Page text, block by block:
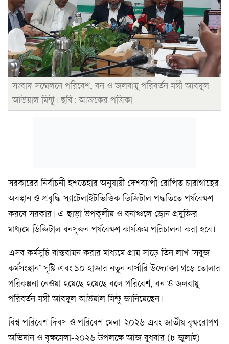
সংবাদ সম্মেলনে পরিবেশ, বন ও জলবায়ু পরিবর্তন মন্ত্রী আবদুল
আউয়াল মিন্টু। ছবি: আজকের পত্রিকা
সরকারের নির্বাচনী ইশতেহার অনুযায়ী দেশব্যাপী রোপিত চারাগাছের
অবস্থান ও প্রবৃদ্ধি স্যাটেলাইটভিত্তিক ডিজিটাল পদ্ধতিতে পর্যবেক্ষণ
করবে সরকার। এ ছাড়া উপকূলীয় ও বনাঞ্চলে ড্রোন প্রযুক্তির
মাধ্যমে ডিজিটাল বনসৃজন পর্যবেক্ষণ কার্যক্রম পরিচালনা করা হবে।
এসব কর্মসূচি বাস্তবায়ন করার মাধ্যমে প্রায় সাড়ে তিন লাখ ‘সবুজ
কর্মসংস্থান’ সৃষ্টি এবং ১০ হাজার নতুন নার্সারি উদ্যোক্তা গড়ে তোলার
পরিকল্পনা নেওয়া হয়েছে হয়েছে বলে পরিবেশ, বন ও জলবায়ু
পরিবর্তন মন্ত্রী আবদুল আউয়াল মিন্টু জানিয়েছেন।
বিশ্ব পরিবেশ দিবস ও পরিবেশ মেলা-২০২৬ এবং জাতীয় বৃক্ষরোপণ
অভিযান ও বৃক্ষমেলা-২০২৬ উপলক্ষে আজ বুধবার (৮ জুলাই)